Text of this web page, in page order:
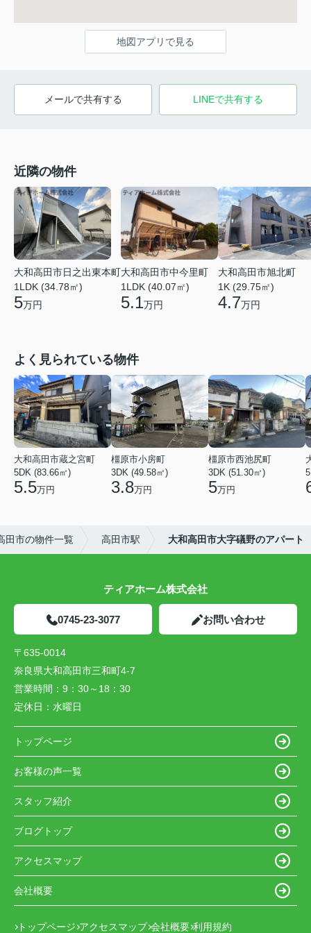
地図アプリで見る
メールで共有する LINEで共有する
近隣の物件
大和高田市日之出東本町
1LDK (34.78㎡)
5万円
大和高田市中今里町
1LDK (40.07㎡)
5.1万円
大和高田市旭北町
1K (29.75㎡)
4.7万円
よく見られている物件
大和高田市蔵之宮町
5DK (83.66㎡)
5.5万円
橿原市小房町
3DK (49.58㎡)
3.8万円
橿原市西池尻町
3DK (51.30㎡)
5万円
田市の物件一覧 高田市駅 大和高田市大字礒野のアパート
ティアホーム株式会社
0745-23-3077 お問い合わせ
〒635-0014
奈良県大和高田市三和町4-7
営業時間： 9：30～18：30
定休日： 水曜日
トップページ
お客様の声一覧
スタッフ紹介
ブログトップ
アクセスマップ
会社概要
トップページ アクセスマップ 会社概要 利用規約